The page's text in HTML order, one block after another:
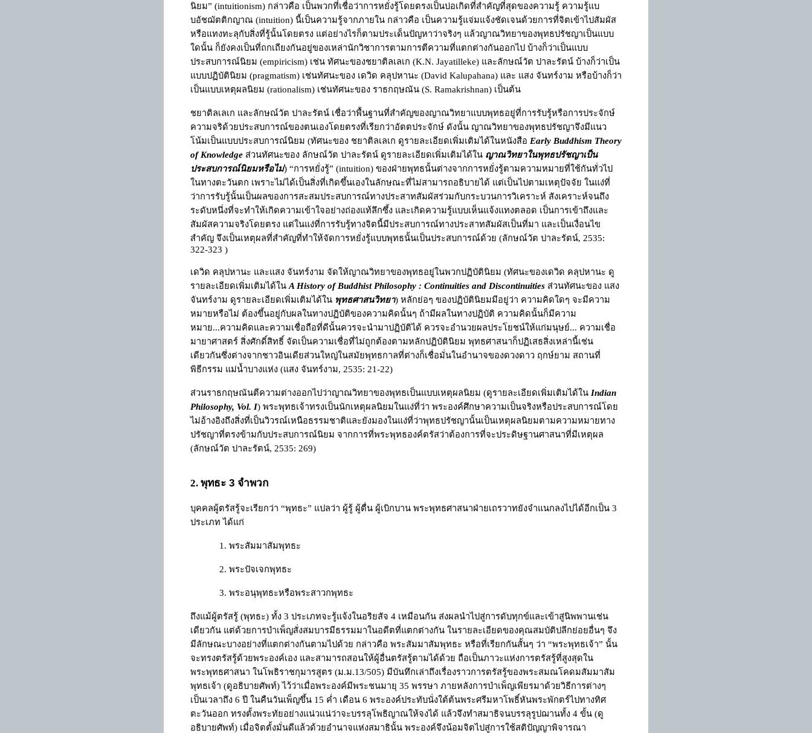
นิยม” (intuitionism) กล่าวคือ เป็นพวกที่เชื่อว่าการหยั่งรู้โดยตรงเป็นบ่อเกิดที่สำคัญที่สุดของความรู้ ความรู้แบ
บอัชฌัตติกญาณ (intuition) นี้เป็นความรู้จากภายใน กล่าวคือ เป็นความรู้แจ่มแจ้งชัดเจนด้วยการที่จิตเข้าไปสัมผัส
หรือแทงทะลุกับสิ่งที่รู้นั้นโดยตรง แต่อย่างไรก็ตามประเด็นปัญหาว่าจริงๆ แล้วญาณวิทยาของพุทธปรัชญาเป็นแบบ
ใดนั้น ก็ยังคงเป็นที่ถกเถียงกันอยู่ของเหล่านักวิชาการตามการตีความที่แตกต่างกันออกไป บ้างก็ว่าเป็นแบบ
ประสบการณ์นิยม (empiricism) เช่น ทัศนะของชยาติลเลเก (K.N. Jayatilleke) และลักษณ์วัต ปาละรัตน์ บ้างก็ว่าเป็น
แบบปฏิบัตินิยม (pragmatism) เช่นทัศนะของ เดวิด คลุปหานะ (David Kalupahana) และ แสง จันทร์งาม หรือบ้างก็ว่า
เป็นแบบเหตุผลนิยม (rationalism) เช่นทัศนะของ ราธกฤษณัน (S. Ramakrishnan) เป็นต้น
ชยาติลเลเก และลักษณ์วัต ปาละรัตน์ เชื่อว่าพื้นฐานที่สำคัญของญาณวิทยาแบบพุทธอยู่ที่การรับรู้หรือการประจักษ์
ความจริด้วยประสบการณ์ของตนเองโดยตรงที่เรียกว่าอัตตประจักษ์ ดังนั้น ญาณวิทยาของพุทธปรัชญาจึงมีแนว
โน้มเป็นแบบประสบการณ์นิยม (ทัศนะของ ชยาติลเลเก ดูรายละเอียดเพิ่มเติมได้ในหนังสือ Early Buddhism Theory
of Knowledge ส่วนทัศนะของ ลักษณ์วัต ปาละรัตน์ ดูรายละเอียดเพิ่มเติมได้ใน ญาณวิทยาในพุทธปรัชญาเป็น
ประสบการณ์นิยมหรือไม่) “การหยั่งรู้” (intuition) ของฝ่ายพุทธนั้นต่างจากการหยั่งรู้ตามความหมายที่ใช้กันทั่วไป
ในทางตะวันตก เพราะไม่ได้เป็นสิ่งที่เกิดขึ้นเองในลักษณะที่ไม่สามารถอธิบายได้ แต่เป็นไปตามเหตุปัจจัย ในแง่ที่
ว่าการรับรู้นั้นเป็นผลของการสะสมประสบการณ์ทางประสาทสัมผัสร่วมกับกระบวนการวิเคราะห์ สังเคราะห์จนถึง
ระดับหนึ่งที่จะทำให้เกิดความเข้าใจอย่างถ่องแท้ลึกซึ้ง และเกิดความรู้แบบเห็นแจ้งแทงตลอด เป็นการเข้าถึงและ
สัมผัสความจริงโดยตรง แต่ในแง่ที่การรับรู้ทางจิตนี้มีประสบการณ์ทางประสาทสัมผัสเป็นที่มา และเป็นเงื่อนไข
สำคัญ จึงเป็นเหตุผลที่สำคัญที่ทำให้จัดการหยั่งรู้แบบพุทธนั้นเป็นประสบการณ์ด้วย (ลักษณ์วัต ปาละรัตน์, 2535:
322-323 )
เดวิด คลุปหานะ และแสง จันทร์งาม จัดให้ญาณวิทยาของพุทธอยู่ในพวกปฏิบัตินิยม (ทัศนะของเดวิด คลุปหานะ ดู
รายละเอียดเพิ่มเติมได้ใน A History of Buddhist Philosophy : Continuities and Discontinuities ส่วนทัศนะของ แสง
จันทร์งาม ดูรายละเอียดเพิ่มเติมได้ใน พุทธศาสนวิทยา) หลักย่อๆ ของปฏิบัตินิยมมีอยู่ว่า ความคิดใดๆ จะมีความ
หมายหรือไม่ ต้องขึ้นอยู่กับผลในทางปฏิบัติของความคิดนั้นๆ ถ้ามีผลในทางปฏิบัติ ความคิดนั้นก็มีความ
หมาย...ความคิดและความเชื่อถือที่ดีนั้นควรจะนำมาปฏิบัติได้ ควรจะอำนวยผลประโยชน์ให้แก่มนุษย์... ความเชื่อ
มายาศาสตร์ สิ่งศักดิ์สิทธิ์ จัดเป็นความเชื่อที่ไม่ถูกต้องตามหลักปฏิบัตินิยม พุทธศาสนาก็ปฏิเสธสิ่งเหล่านี้เช่น
เดียวกันซึ่งต่างจากชาวอินเดียส่วนใหญ่ในสมัยพุทธกาลที่ต่างก็เชื่อมั่นในอำนาจของดวงดาว ฤกษ์ยาม สถานที่
พิธีกรรม แม่น้ำบางแห่ง (แสง จันทร์งาม, 2535: 21-22)
ส่วนราธกฤษณันตีความต่างออกไปว่าญาณวิทยาของพุทธเป็นแบบเหตุผลนิยม (ดูรายละเอียดเพิ่มเติมได้ใน Indian
Philosophy, Vol. I) พระพุทธเจ้าทรงเป็นนักเหตุผลนิยมในแง่ที่ว่า พระองค์ศึกษาความเป็นจริงหรือประสบการณ์โดย
ไม่อ้างอิงถึงสิ่งที่เป็นวิวรณ์เหนือธรรมชาติและยังมองในแง่ที่ว่าพุทธปรัชญานั้นเป็นเหตุผลนิยมตามความหมายทาง
ปรัชญาที่ตรงข้ามกับประสบการณ์นิยม จากการที่พระพุทธองค์ตรัสว่าต้องการที่จะประดิษฐานศาสนาที่มีเหตุผล
(ลักษณ์วัต ปาละรัตน์, 2535: 269)
2. พุทธะ 3 จำพวก
บุคคลผู้ตรัสรู้จะเรียกว่า “พุทธะ” แปลว่า ผู้รู้ ผู้ตื่น ผู้เบิกบาน พระพุทธศาสนาฝ่ายเถรวาทยังจำแนกลงไปได้อีกเป็น 3
ประเภท ได้แก่
1. พระสัมมาสัมพุทธะ
2. พระปัจเจกพุทธะ
3. พระอนุพุทธะหรือพระสาวกพุทธะ
ถึงแม้ผู้ตรัสรู้ (พุทธะ) ทั้ง 3 ประเภทจะรู้แจ้งในอริยสัจ 4 เหมือนกัน ส่งผลนำไปสู่การดับทุกข์และเข้าสู่นิพพานเช่น
เดียวกัน แต่ด้วยการบำเพ็ญสั่งสมบารมีธรรมมาในอดีตที่แตกต่างกัน ในรายละเอียดของคุณสมบัติปลีกย่อยอื่นๆ จึง
มีลักษณะบางอย่างที่แตกต่างกันตามไปด้วย กล่าวคือ พระสัมมาสัมพุทธะ หรือที่เรียกกันสั้นๆ ว่า “พระพุทธเจ้า” นั้น
จะทรงตรัสรู้ด้วยพระองค์เอง และสามารถสอนให้ผู้อื่นตรัสรู้ตามได้ด้วย ถือเป็นภาวะแห่งการตรัสรู้ที่สูงสุดใน
พระพุทธศาสนา ในโพธิราชกุมารสูตร (ม.ม.13/505) มีบันทึกเล่าถึงเรื่องราวการตรัสรู้ของพระสมณโคดมสัมมาสัม
พุทธเจ้า (ดูอธิบายศัพท์) ไว้ว่าเมื่อพระองค์มีพระชนมายุ 35 พรรษา ภายหลังการบำเพ็ญเพียรมาด้วยวิธีการต่างๆ
เป็นเวลาถึง 6 ปี ในคืนวันเพ็ญขึ้น 15 ค่ำ เดือน 6 พระองค์ประทับนั่งใต้ต้นพระศรีมหาโพธิ์หันพระพักตร์ไปทางทิศ
ตะวันออก ทรงตั้งพระทัยอย่างแน่วแน่ว่าจะบรรลุโพธิญาณให้จงได้ แล้วจึงทำสมาธิจนบรรลุรูปฌานทั้ง 4 ขั้น (ดู
อธิบายศัพท์) เมื่อจิตตั้งมั่นดีแล้วด้วยอำนาจแห่งสมาธินั้น พระองค์จึงน้อมจิตไปสู่การใช้สติปัญญาพิจารณา